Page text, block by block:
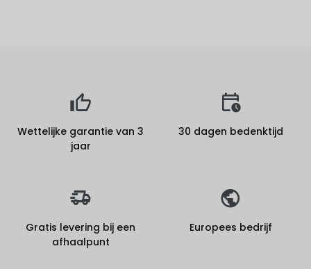
Wettelijke garantie van 3
jaar
30 dagen bedenktijd
Gratis levering bij een
afhaalpunt
Europees bedrijf